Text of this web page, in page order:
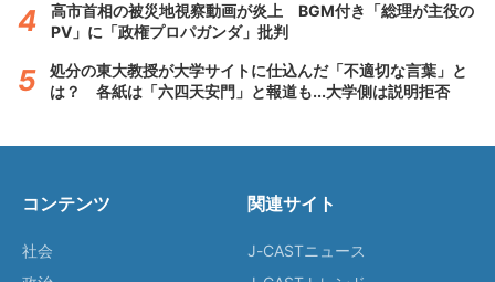
高市首相の被災地視察動画が炎上 BGM付き「総理が主役の
PV」に「政権プロパガンダ」批判
処分の東大教授が大学サイトに仕込んだ「不適切な言葉」と
は？ 各紙は「六四天安門」と報道も...大学側は説明拒否
コンテンツ
社会
関連サイト
J-CASTニュース